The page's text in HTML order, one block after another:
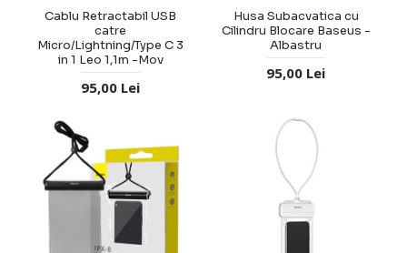
Cablu Retractabil USB
catre
Micro/Lightning/Type C 3
in 1 Leo 1,1m -Mov
95,00 Lei
Husa Subacvatica cu
Cilindru Blocare Baseus -
Albastru
95,00 Lei